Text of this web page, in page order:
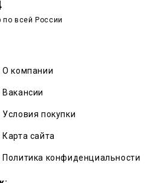
всей России
О компании
Вакансии
Условия покупки
Карта сайта
Политика конфиденциальности